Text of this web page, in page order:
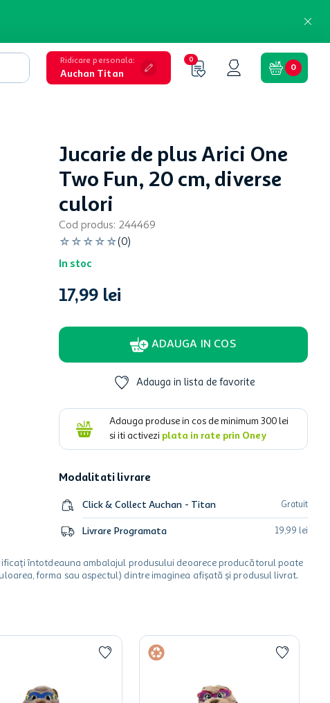
Ridicare personala:
Auchan Titan
0
0
Jucarie de plus Arici One
Two Fun, 20 cm, diverse
culori
Cod produs: 244469
☆ ☆ ☆ ☆ ☆(0)
In stoc
17,99 lei
ADAUGA IN COS
Adauga in lista de favorite
Adauga produse in cos de minimum 300 lei
si iti activezi plata in rate prin Oney
Modalitati livrare
Click & Collect Auchan - Titan Gratuit
Livrare Programata 19,99 lei
întotdeauna ambalajul produsului deoarece producătorul poate
forma sau aspectul) dintre imaginea afișată și produsul livrat.